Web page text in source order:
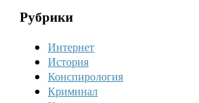
Рубрики
Интернет
История
Конспирология
Криминал